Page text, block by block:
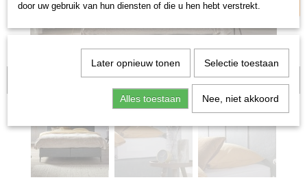
Aanbieding
door uw gebruik van hun diensten of die u hen hebt verstrekt.
Later opnieuw tonen Selectie toestaan
Alles toestaan Nee, niet akkoord